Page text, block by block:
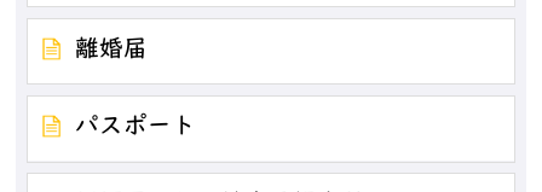
離婚届
パスポート